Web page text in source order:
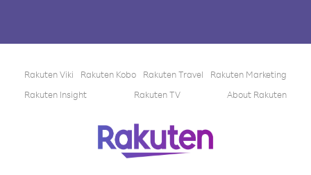
Rakuten Viki Rakuten Kobo Rakuten Travel
Rakuten Marketing
Rakuten Insight
Rakuten TV About Rakuten